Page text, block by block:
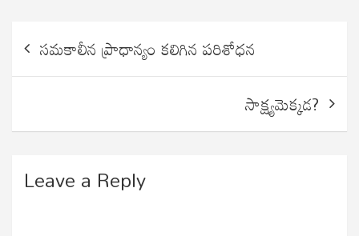
Post
navigation
సమకాలీన ప్రాధాన్యం కలిగిన పరిశోధన
సాక్ష్యమెక్కడ?
Leave a Reply